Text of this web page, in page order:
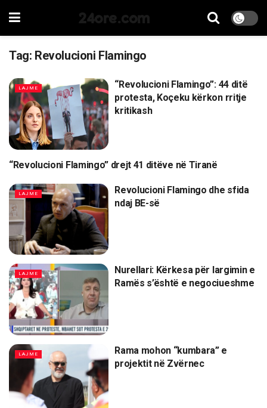
24ore.com
Tag: Revolucioni Flamingo
LAJME
“Revolucioni Flamingo”: 44 ditë
protesta, Koçeku kërkon rritje
kritikash
LAJME
“Revolucioni Flamingo” drejt 41 ditëve në Tiranë
LAJME
Revolucioni Flamingo dhe sfida
ndaj BE-së
LAJME
Nurellari: Kërkesa për largimin e
Ramës s’është e negociueshme
LAJME
Rama mohon “kumbara” e
projektit në Zvërnec